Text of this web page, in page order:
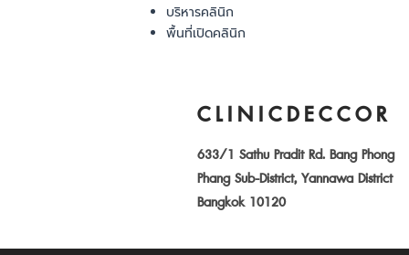
บริหารคลินิก
พื้นที่เปิดคลินิก
CLINICDECCOR
633/1 Sathu Pradit Rd. Bang Phong
Phang Sub-District, Yannawa District
Bangkok 10120